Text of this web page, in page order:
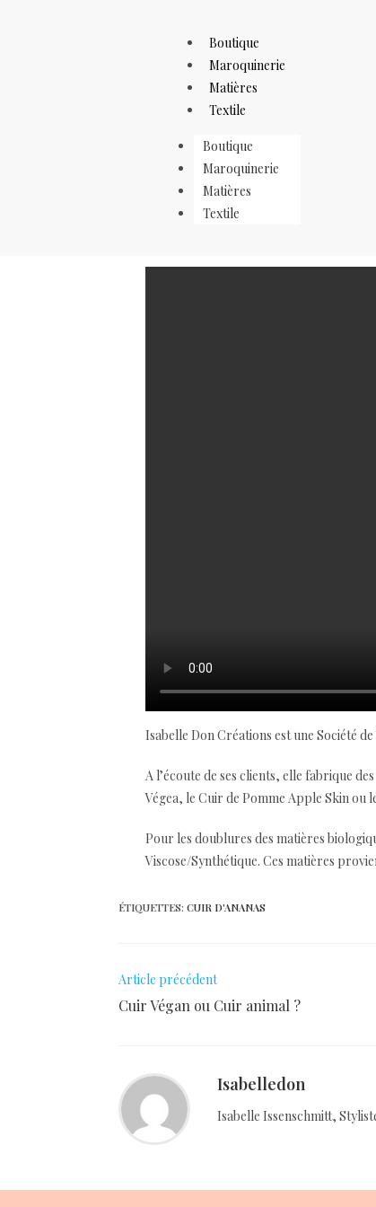
Boutique
Maroquinerie
Matières
Textile
Boutique
Maroquinerie
Matières
Textile
La Maroquinerie
isabelledon 31 octobre 2024
Isabelle Don Créations est une Société
A l’écoute de ses clients, elle fabrique
Végea, le Cuir de Pomme Apple Skin ou
Pour les doublures des matières
Viscose/Synthétique. Ces matières
ÉTIQUETTES: CUIR D'ANANAS
Article précédent
Cuir Végan ou Cuir animal ?
Isabelledon
Isabelle Issenschmitt,